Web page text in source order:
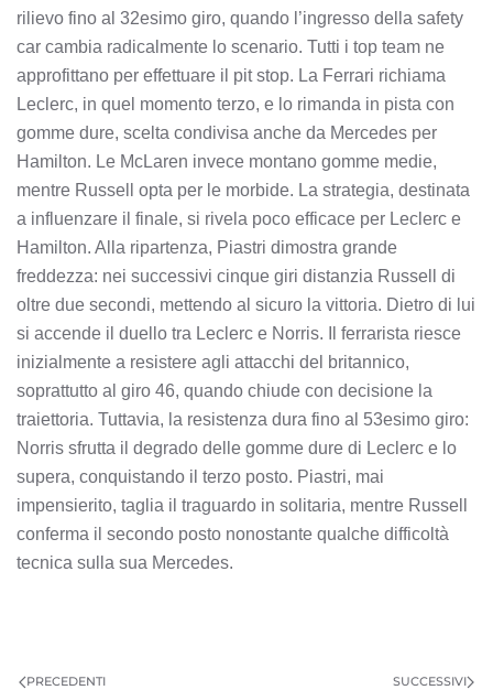
rilievo fino al 32esimo giro, quando l’ingresso della safety
car cambia radicalmente lo scenario. Tutti i top team ne
approfittano per effettuare il pit stop. La Ferrari richiama
Leclerc, in quel momento terzo, e lo rimanda in pista con
gomme dure, scelta condivisa anche da Mercedes per
Hamilton. Le McLaren invece montano gomme medie,
mentre Russell opta per le morbide. La strategia, destinata
a influenzare il finale, si rivela poco efficace per Leclerc e
Hamilton. Alla ripartenza, Piastri dimostra grande
freddezza: nei successivi cinque giri distanzia Russell di
oltre due secondi, mettendo al sicuro la vittoria. Dietro di lui
si accende il duello tra Leclerc e Norris. Il ferrarista riesce
inizialmente a resistere agli attacchi del britannico,
soprattutto al giro 46, quando chiude con decisione la
traiettoria. Tuttavia, la resistenza dura fino al 53esimo giro:
Norris sfrutta il degrado delle gomme dure di Leclerc e lo
supera, conquistando il terzo posto. Piastri, mai
impensierito, taglia il traguardo in solitaria, mentre Russell
conferma il secondo posto nonostante qualche difficoltà
tecnica sulla sua Mercedes.
PRECEDENTI SUCCESSIVI